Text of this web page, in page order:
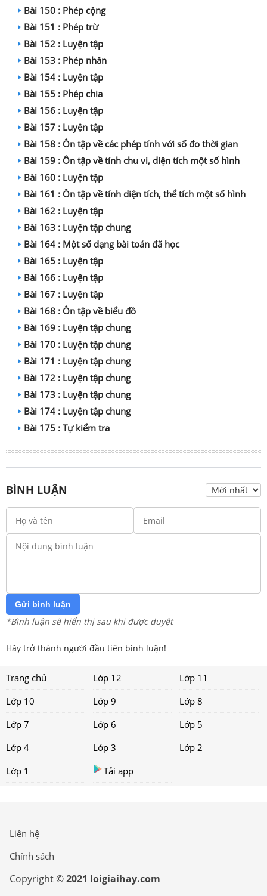
Bài 150 : Phép cộng
Bài 151 : Phép trừ
Bài 152 : Luyện tập
Bài 153 : Phép nhân
Bài 154 : Luyện tập
Bài 155 : Phép chia
Bài 156 : Luyện tập
Bài 157 : Luyện tập
Bài 158 : Ôn tập về các phép tính với số đo thời gian
Bài 159 : Ôn tập về tính chu vi, diện tích một số hình
Bài 160 : Luyện tập
Bài 161 : Ôn tập về tính diện tích, thể tích một số hình
Bài 162 : Luyện tập
Bài 163 : Luyện tập chung
Bài 164 : Một số dạng bài toán đã học
Bài 165 : Luyện tập
Bài 166 : Luyện tập
Bài 167 : Luyện tập
Bài 168 : Ôn tập về biểu đồ
Bài 169 : Luyện tập chung
Bài 170 : Luyện tập chung
Bài 171 : Luyện tập chung
Bài 172 : Luyện tập chung
Bài 173 : Luyện tập chung
Bài 174 : Luyện tập chung
Bài 175 : Tự kiểm tra
BÌNH LUẬN
Gửi bình luận
*Bình luận sẽ hiển thị sau khi được duyệt
Hãy trở thành người đầu tiên bình luận!
Trang chủ Lớp 12
Lớp 11
Lớp 10
Lớp 9
Lớp 8
Lớp 7
Lớp 6
Lớp 5
Lớp 4
Lớp 3
Lớp 2
Lớp 1
Tải app
Liên hệ
Chính sách
Copyright ©2021 loigiaihay.com